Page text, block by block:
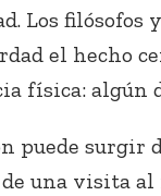
Los filósofos
el hecho
física: algún
puede surgir
una visita al